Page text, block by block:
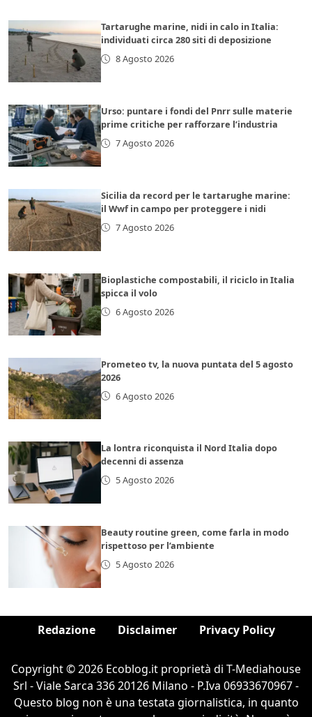
Tartarughe marine, nidi in calo in Italia:
individuati circa 280 siti di deposizione
8 Agosto 2026
Urso: puntare i fondi del Pnrr sulle materie
prime critiche per rafforzare l’industria
7 Agosto 2026
Sicilia da record per le tartarughe marine:
il Wwf in campo per proteggere i nidi
7 Agosto 2026
Bioplastiche compostabili, il riciclo in Italia
spicca il volo
6 Agosto 2026
Prometeo tv, la nuova puntata del 5 agosto
2026
6 Agosto 2026
La lontra riconquista il Nord Italia dopo
decenni di assenza
5 Agosto 2026
Beauty routine green, come farla in modo
rispettoso per l’ambiente
5 Agosto 2026
Redazione Disclaimer Privacy Policy
Copyright © 2026 Ecoblog.it proprietà di T-Mediahouse
Srl - Viale Sarca 336 20126 Milano - P.Iva 06933670967 -
Questo blog non è una testata giornalistica, in quanto